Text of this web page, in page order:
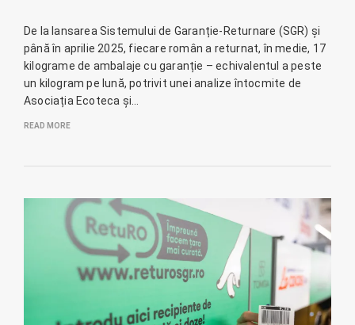
De la lansarea Sistemului de Garanție-Returnare (SGR) și
până în aprilie 2025, fiecare român a returnat, în medie, 17
kilograme de ambalaje cu garanție – echivalentul a peste
un kilogram pe lună, potrivit unei analize întocmite de
Asociația Ecoteca și…
READ MORE